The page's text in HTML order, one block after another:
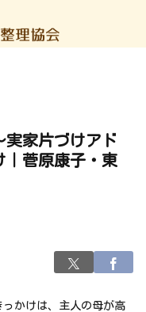
実家片づけアド
｜菅原康子・東
かけは、主人の母が高